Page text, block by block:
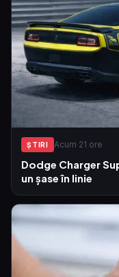
ŞTIRI Acum 21 ore
Dodge Charger
un șase în linie